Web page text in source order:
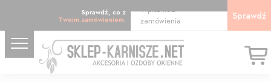
Sprawdź, co z
Twoim zamówieniem:
Wpisz kod
zamówienia
Sprawdź